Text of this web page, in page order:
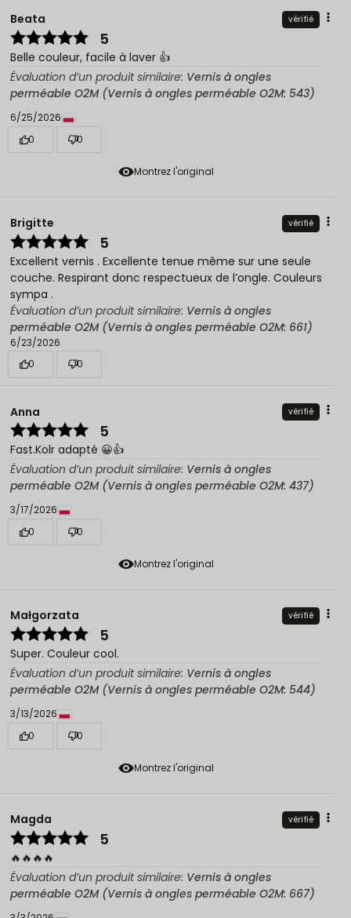
Montrez l'original
Beata vérifié
5
Belle couleur, facile à laver 👍️
Évaluation d’un produit similaire: Vernis à ongles
perméable O2M (Vernis à ongles perméable O2M: 543)
6/25/2026
0
0
Brigitte vérifié
5
Excellent vernis . Excellente tenue même sur une seule
couche. Respirant donc respectueux de l’ongle. Couleurs
sympa .
Évaluation d’un produit similaire: Vernis à ongles
perméable O2M (Vernis à ongles perméable O2M: 661)
6/23/2026
0
0
Montrez l'original
Anna vérifié
5
Fast.Kolr adapté 😀👍️
Évaluation d’un produit similaire: Vernis à ongles
perméable O2M (Vernis à ongles perméable O2M: 437)
3/17/2026
0
0
Montrez l'original
Małgorzata vérifié
5
Super. Couleur cool.
Évaluation d’un produit similaire: Vernis à ongles
perméable O2M (Vernis à ongles perméable O2M: 544)
3/13/2026
0
0
Magda vérifié
5
🔥🔥🔥🔥
Évaluation d’un produit similaire: Vernis à ongles
perméable O2M (Vernis à ongles perméable O2M: 667)